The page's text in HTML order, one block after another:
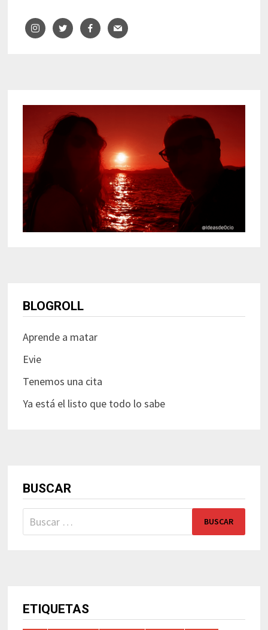
BLOGROLL
Aprende a matar
Evie
Tenemos una cita
Ya está el listo que todo lo sabe
BUSCAR
Buscar:
ETIQUETAS